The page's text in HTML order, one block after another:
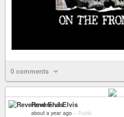
0 comments
Reverend Elvis
about a year ago – Public